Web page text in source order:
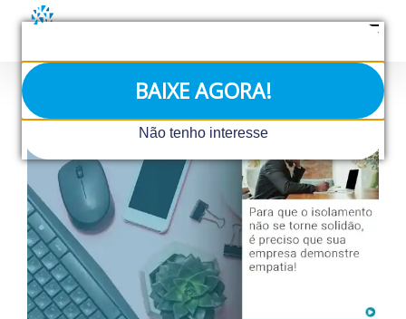
BAIXE AGORA!
Não tenho interesse
conteúdo